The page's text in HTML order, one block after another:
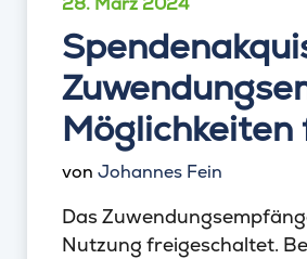
Möglichkeiten
von Johannes Fein
Das
Nutzung freigeschaltet.